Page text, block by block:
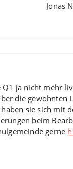
Jonas
ja nicht mehr
die gewohnten
sie sich mit
beim
gerne